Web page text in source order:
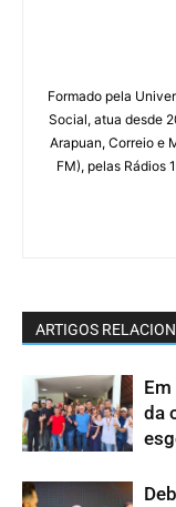
Formado pela
Social, atua desde
Arapuan, Correio e
FM), pelas Rádios
ARTIGOS
da